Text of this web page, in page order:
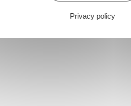
Privacy policy